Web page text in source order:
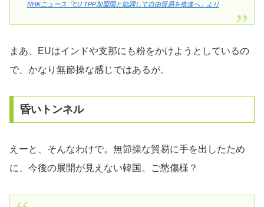
NHKニュース「EU TPP加盟国と協調して自由貿易を推進へ」より
まあ、EUはインドや支那にも粉をかけようとしているの
で、かなり無節操な感じではあるが。
昏いトンネル
えーと、そんなわけで。無節操な貿易に手を出したため
に、今後の展開が見えない韓国。ご愁傷様？